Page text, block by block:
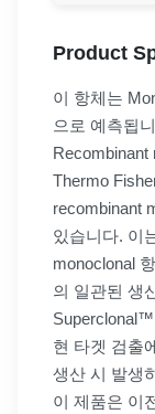
Product
이 항체는
으로 예측됩
Thermo
recombinant
있습니다. 이
monoclonal
의 일관된 생
현 타겟 검출
생산 시 발생
이 제품은 이